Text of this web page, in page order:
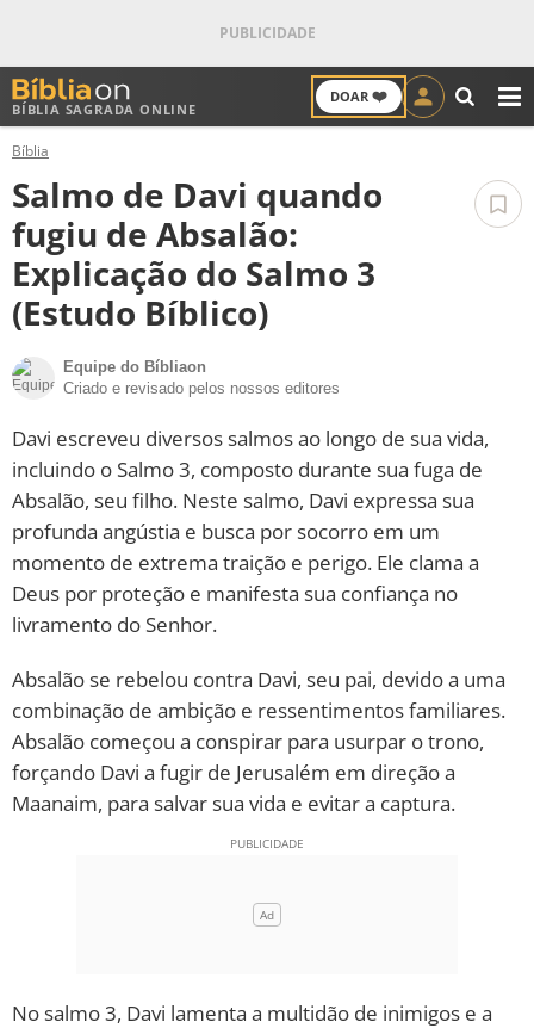
BÍBLIA SAGRADA ONLINE
DOAR ❤️
ANTIGO TESTAMENTO
NOVO TESTAMENTO
VERSÍCULOS
VERSÍCULO DO DIA
PALAVRA DO DIA
SALMO DO DIA
DEVOCIONAL DIÁRIO
ESTUDOS BÍBLICOS
ESBOÇOS DE PREGAÇÃO
TEMAS
PERGUNTE À BÍBLIA
LOJA BÍBLIAON
Bíblia
Salmo de Davi quando
fugiu de Absalão:
Explicação do Salmo 3
(Estudo Bíblico)
Equipe do Bíbliaon
Criado e revisado pelos nossos editores
Davi escreveu diversos salmos ao longo de sua vida,
incluindo o Salmo 3, composto durante sua fuga de
Absalão, seu filho. Neste salmo, Davi expressa sua
profunda angústia e busca por socorro em um
momento de extrema traição e perigo. Ele clama a
Deus por proteção e manifesta sua confiança no
livramento do Senhor.
Absalão se rebelou contra Davi, seu pai, devido a uma
combinação de ambição e ressentimentos familiares.
Absalão começou a conspirar para usurpar o trono,
forçando Davi a fugir de Jerusalém em direção a
Maanaim, para salvar sua vida e evitar a captura.
No salmo 3, Davi lamenta a multidão de inimigos e a